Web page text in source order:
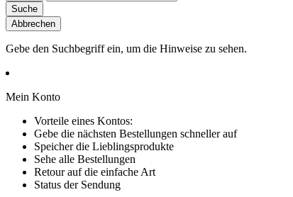
Suche
Abbrechen
Gebe den Suchbegriff ein, um die Hinweise zu sehen.
Mein Konto
Vorteile eines Kontos:
Gebe die nächsten Bestellungen schneller auf
Speicher die Lieblingsprodukte
Sehe alle Bestellungen
Retour auf die einfache Art
Status der Sendung